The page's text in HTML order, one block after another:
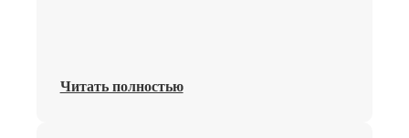
Читать полностью